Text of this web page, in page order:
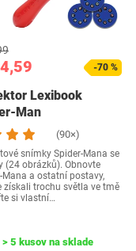
-70 %
Lexibook
Man
(90×)
snímky Spider-Mana se
(24 obrázků). Obnovte
Mana a ostatní postavy,
získali trochu světla ve tmě
si vlastní…
> 5 kusov na sklade